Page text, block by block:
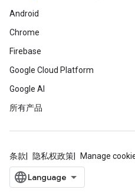
Android
Chrome
Firebase
Google Cloud Platform
Google AI
所有产品
条款 隐私权政策 Manage